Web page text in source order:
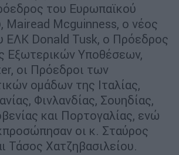
του Ευρωπαϊκού
Mairead Mcguinness, ο νέος
ΕΛΚ Donald Tusk, o Πρόεδρος
Εξωτερικών Υποθέσεων,
οι Πρόεδροι των
ομάδων της Ιταλίας,
Φινλανδίας, Σουηδίας,
και Πορτογαλίας, ενώ
οι κ. Σταύρος
Τάσος Χατζηβασιλείου.